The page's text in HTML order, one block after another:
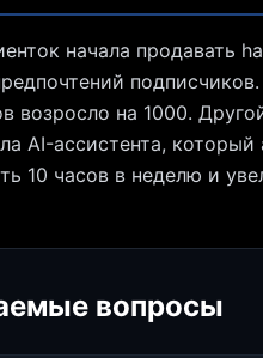
начала продавать
возросло на 1000.
AI-ассистента,
10 часов в неделю и
вопросы